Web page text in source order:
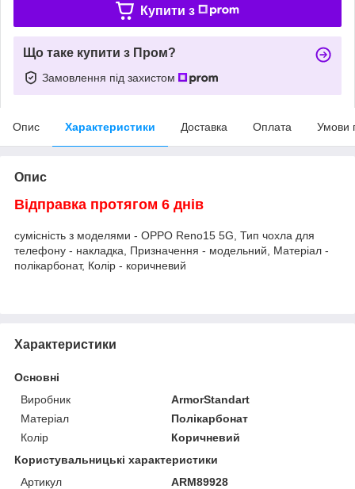
Купити з
Що таке купити з Пром?
Замовлення під захистом
Опис Характеристики Доставка Оплата Умови
Опис
Відправка протягом 6 днів
сумісність з моделями - OPPO Reno15 5G, Тип чохла для
телефону - накладка, Призначення - модельний, Матеріал -
полікарбонат, Колір - коричневий
Характеристики
Основні
Виробник
ArmorStandart
Матеріал
Полікарбонат
Колір
Коричневий
Користувальницькі характеристики
Артикул
ARM89928